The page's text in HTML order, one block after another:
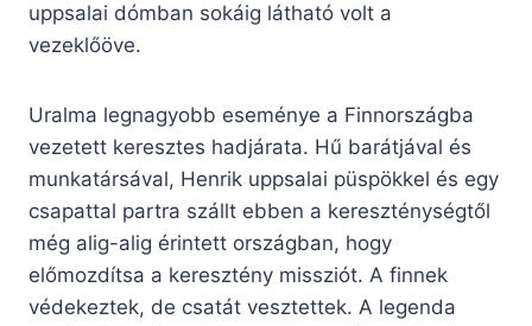
uppsalai dómban sokáig látható volt a
vezeklőöve.
Uralma legnagyobb eseménye a Finnországba
vezetett keresztes hadjárata. Hű barátjával és
munkatársával, Henrik uppsalai püspökkel és egy
csapattal partra szállt ebben a kereszténységtől
még alig-alig érintett országban, hogy
előmozdítsa a keresztény missziót. A finnek
védekeztek, de csatát vesztettek. A legenda